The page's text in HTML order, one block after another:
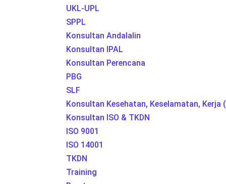
UKL-UPL
SPPL
Konsultan Andalalin
Konsultan IPAL
Konsultan Perencana
PBG
SLF
Konsultan Kesehatan, Keselamatan, Kerja
Konsultan ISO & TKDN
ISO 9001
ISO 14001
TKDN
Training